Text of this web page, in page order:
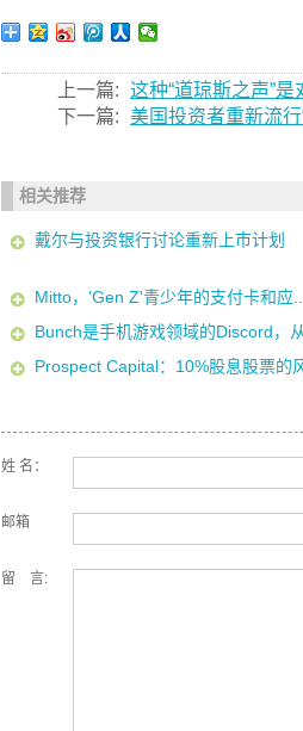
上一篇: 这种“道琼斯之声”是
下一篇: 美国投资者重新流行
相关推荐
戴尔与投资银行讨论重新上市计划
Mitto，'Gen Z'青少年的支付卡和应...
Bunch是手机游戏领域的Discord，
Prospect Capital：10%股息股票的
姓 名：
邮箱
留 言: